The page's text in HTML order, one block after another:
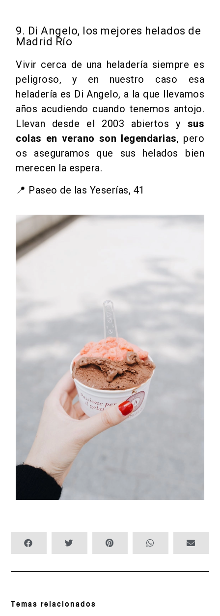
9. Di Angelo, los mejores helados de
Madrid Río
Vivir cerca de una heladería siempre es
peligroso, y en nuestro caso esa
heladería es Di Angelo, a la que llevamos
años acudiendo cuando tenemos antojo.
Llevan desde el 2003 abiertos y sus
colas en verano son legendarias, pero
os aseguramos que sus helados bien
merecen la espera.
📍 Paseo de las Yeserías, 41
Temas relacionados